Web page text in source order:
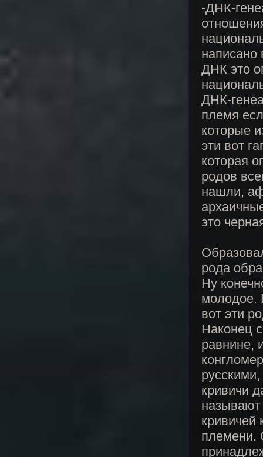
-ДНК-
написано
ДНК это
ДНК-
племя
которые
эти вот
которая
родов
нашли,
это
рода
Ну
молодое.
вот эти
Наконец
равнине,
кривичи
называют
кривичей
племени.